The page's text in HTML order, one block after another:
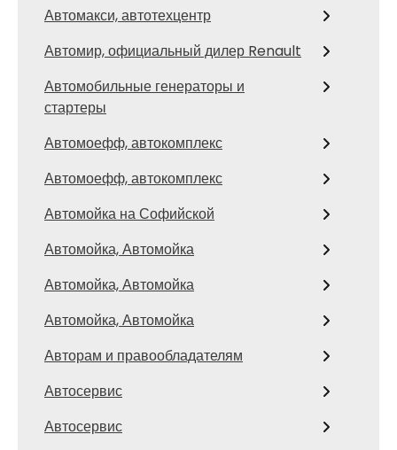
Автомакси, автотехцентр
Автомир, официальный дилер Renault
Автомобильные генераторы и
стартеры
Автомоефф, автокомплекс
Автомоефф, автокомплекс
Автомойка на Софийской
Автомойка, Автомойка
Автомойка, Автомойка
Автомойка, Автомойка
Авторам и правообладателям
Автосервис
Автосервис